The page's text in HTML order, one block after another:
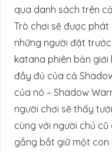
qua danh sách trên
Trò chơi sẽ được phát
những người đặt
katana phiên bản giới
đầy đủ của cả
của nó – Shadow
người chơi sẽ thấy
cùng với người chủ cũ
gắng bắt giữ một con